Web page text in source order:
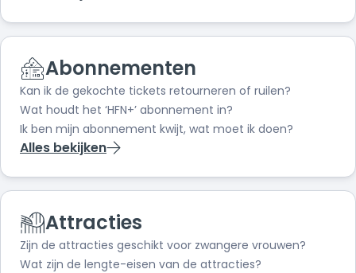
Abonnementen
Kan ik de gekochte tickets retourneren of ruilen?
Wat houdt het ‘HFN+’ abonnement in?
Ik ben mijn abonnement kwijt, wat moet ik doen?
Alles bekijken
Attracties
Zijn de attracties geschikt voor zwangere vrouwen?
Wat zijn de lengte-eisen van de attracties?